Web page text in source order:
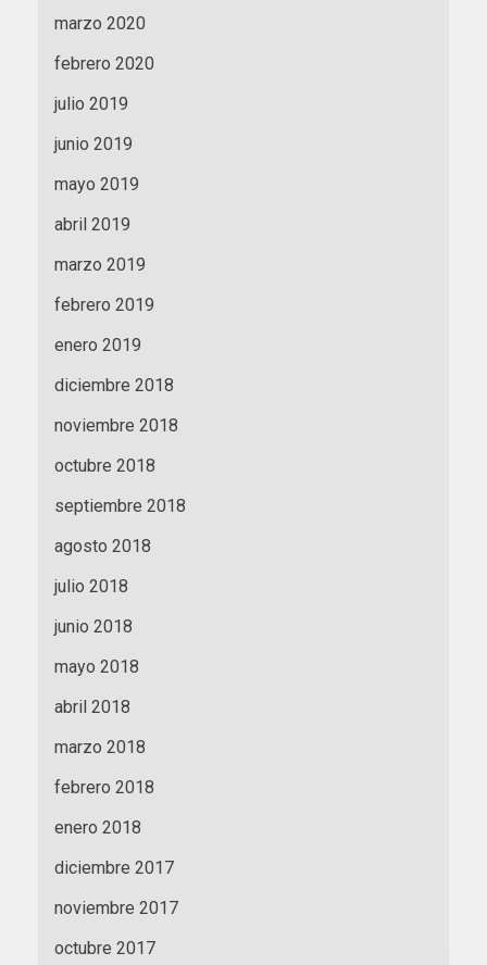
marzo 2020
febrero 2020
julio 2019
junio 2019
mayo 2019
abril 2019
marzo 2019
febrero 2019
enero 2019
diciembre 2018
noviembre 2018
octubre 2018
septiembre 2018
agosto 2018
julio 2018
junio 2018
mayo 2018
abril 2018
marzo 2018
febrero 2018
enero 2018
diciembre 2017
noviembre 2017
octubre 2017